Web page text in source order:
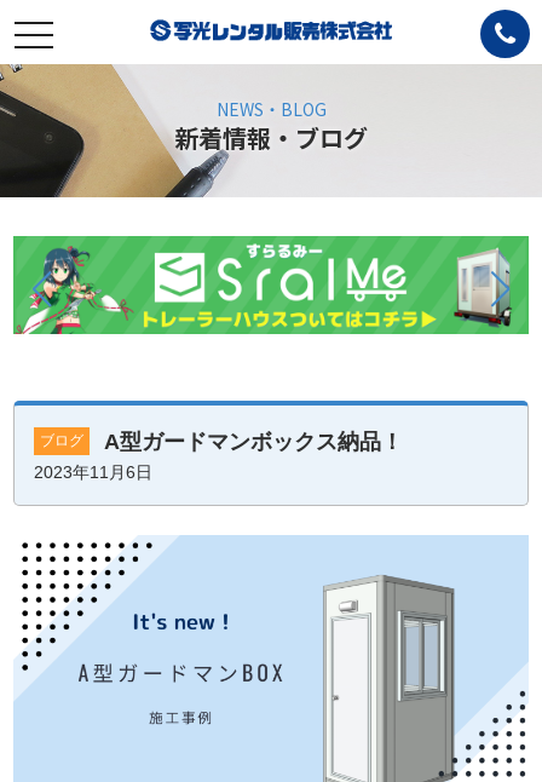
toggle
navigation
NEWS・BLOG
新着情報・ブログ
ブログ A型ガードマンボックス納品！
2023年11月6日